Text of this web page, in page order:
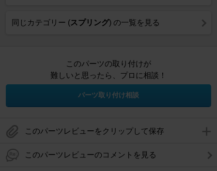
同じカテゴリー (スプリング) の一覧を見る
このパーツの取り付けが
難しいと思ったら、プロに相談！
パーツ取り付け相談
このパーツレビューをクリップして保存
このパーツレビューのコメントを見る